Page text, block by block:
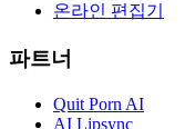
온라인 편집기
파트너
Quit Porn AI
AI Lipsync